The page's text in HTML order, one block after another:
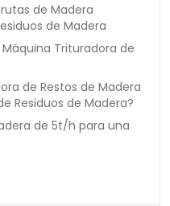
de Madera
de Madera
Trituradora de
de Restos de Madera
Residuos de Madera?
de 5t/h para una